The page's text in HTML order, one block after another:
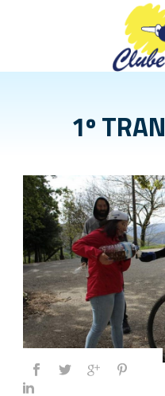
1º